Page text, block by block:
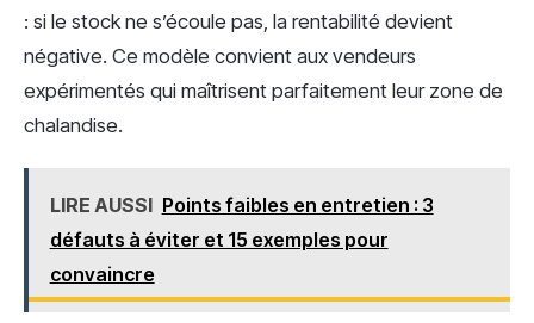
: si le stock ne s’écoule pas, la rentabilité devient
négative. Ce modèle convient aux vendeurs
expérimentés qui maîtrisent parfaitement leur zone de
chalandise.
LIRE AUSSI Points faibles en entretien : 3
défauts à éviter et 15 exemples pour
convaincre